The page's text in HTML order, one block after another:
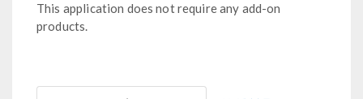
This application does not require any add-on
products.